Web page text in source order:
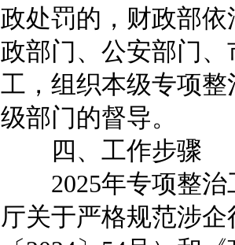
政处罚的，财政部
政部门、公安部门
工，组织本级专项
级部门的督导。
四、工作步骤
2025年专项整治
厅关于严格规范涉